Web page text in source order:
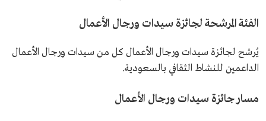
الفئة المرشحة لجائزة سيدات ورجال الأعمال
يُرشح لجائزة سيدات ورجال الأعمال كل من سيدات ورجال الأعمال
الداعمين للنشاط الثقافي بالسعودية.
مسار جائزة سيدات ورجال الأعمال